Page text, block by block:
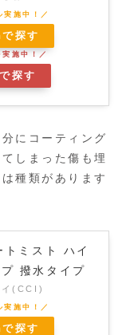
探す
探す
にコーティング
しまった傷も埋
種類があります
ミスト ハイ
撥水タイプ
イ(CCI)
探す